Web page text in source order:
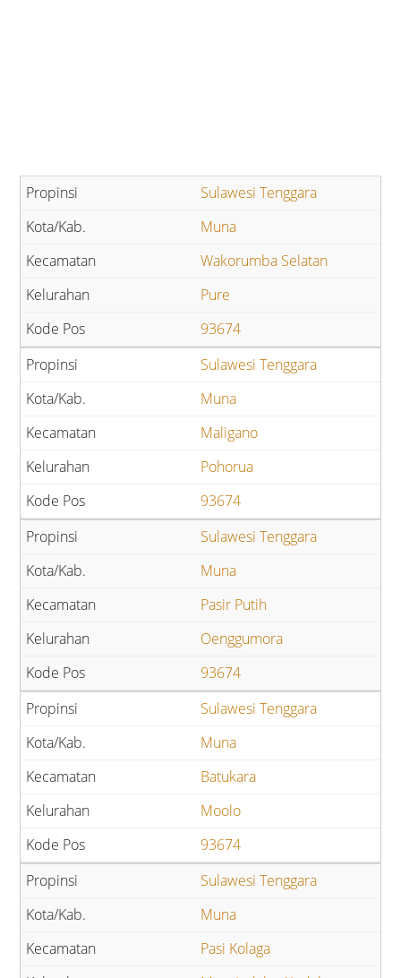
Sulawesi Tenggara
Muna
Wakorumba Selatan
Pure
93674
Sulawesi Tenggara
Muna
Maligano
Pohorua
93674
Sulawesi Tenggara
Muna
Pasir Putih
Oenggumora
93674
Sulawesi Tenggara
Muna
Batukara
Moolo
93674
Sulawesi Tenggara
Muna
Pasi Kolaga